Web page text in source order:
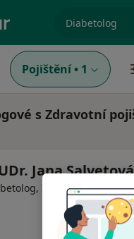
Pojištění • 1
s Zdravotní
Jana
Internista·Více